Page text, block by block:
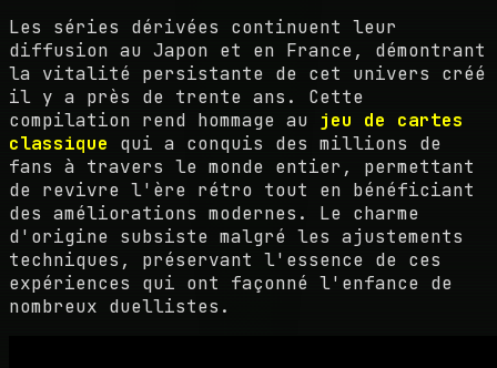
Les séries dérivées continuent leur
diffusion au Japon et en France, démontrant
la vitalité persistante de cet univers créé
il y a près de trente ans. Cette
compilation rend hommage au jeu de cartes
classique qui a conquis des millions de
fans à travers le monde entier, permettant
de revivre l'ère rétro tout en bénéficiant
des améliorations modernes. Le charme
d'origine subsiste malgré les ajustements
techniques, préservant l'essence de ces
expériences qui ont façonné l'enfance de
nombreux duellistes.